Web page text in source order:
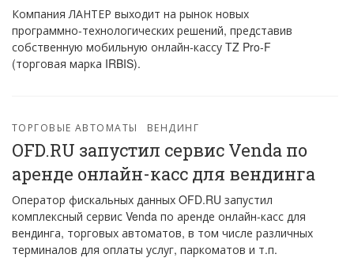
Компания ЛАНТЕР выходит на рынок новых
программно-технологических решений, представив
собственную мобильную онлайн-кассу TZ Pro-F
(торговая марка IRBIS).
ТОРГОВЫЕ АВТОМАТЫ ВЕНДИНГ
OFD.RU запустил сервис Venda по
аренде онлайн-касс для вендинга
Оператор фискальных данных OFD.RU запустил
комплексный сервис Venda по аренде онлайн-касс для
вендинга, торговых автоматов, в том числе различных
терминалов для оплаты услуг, паркоматов и т.п.